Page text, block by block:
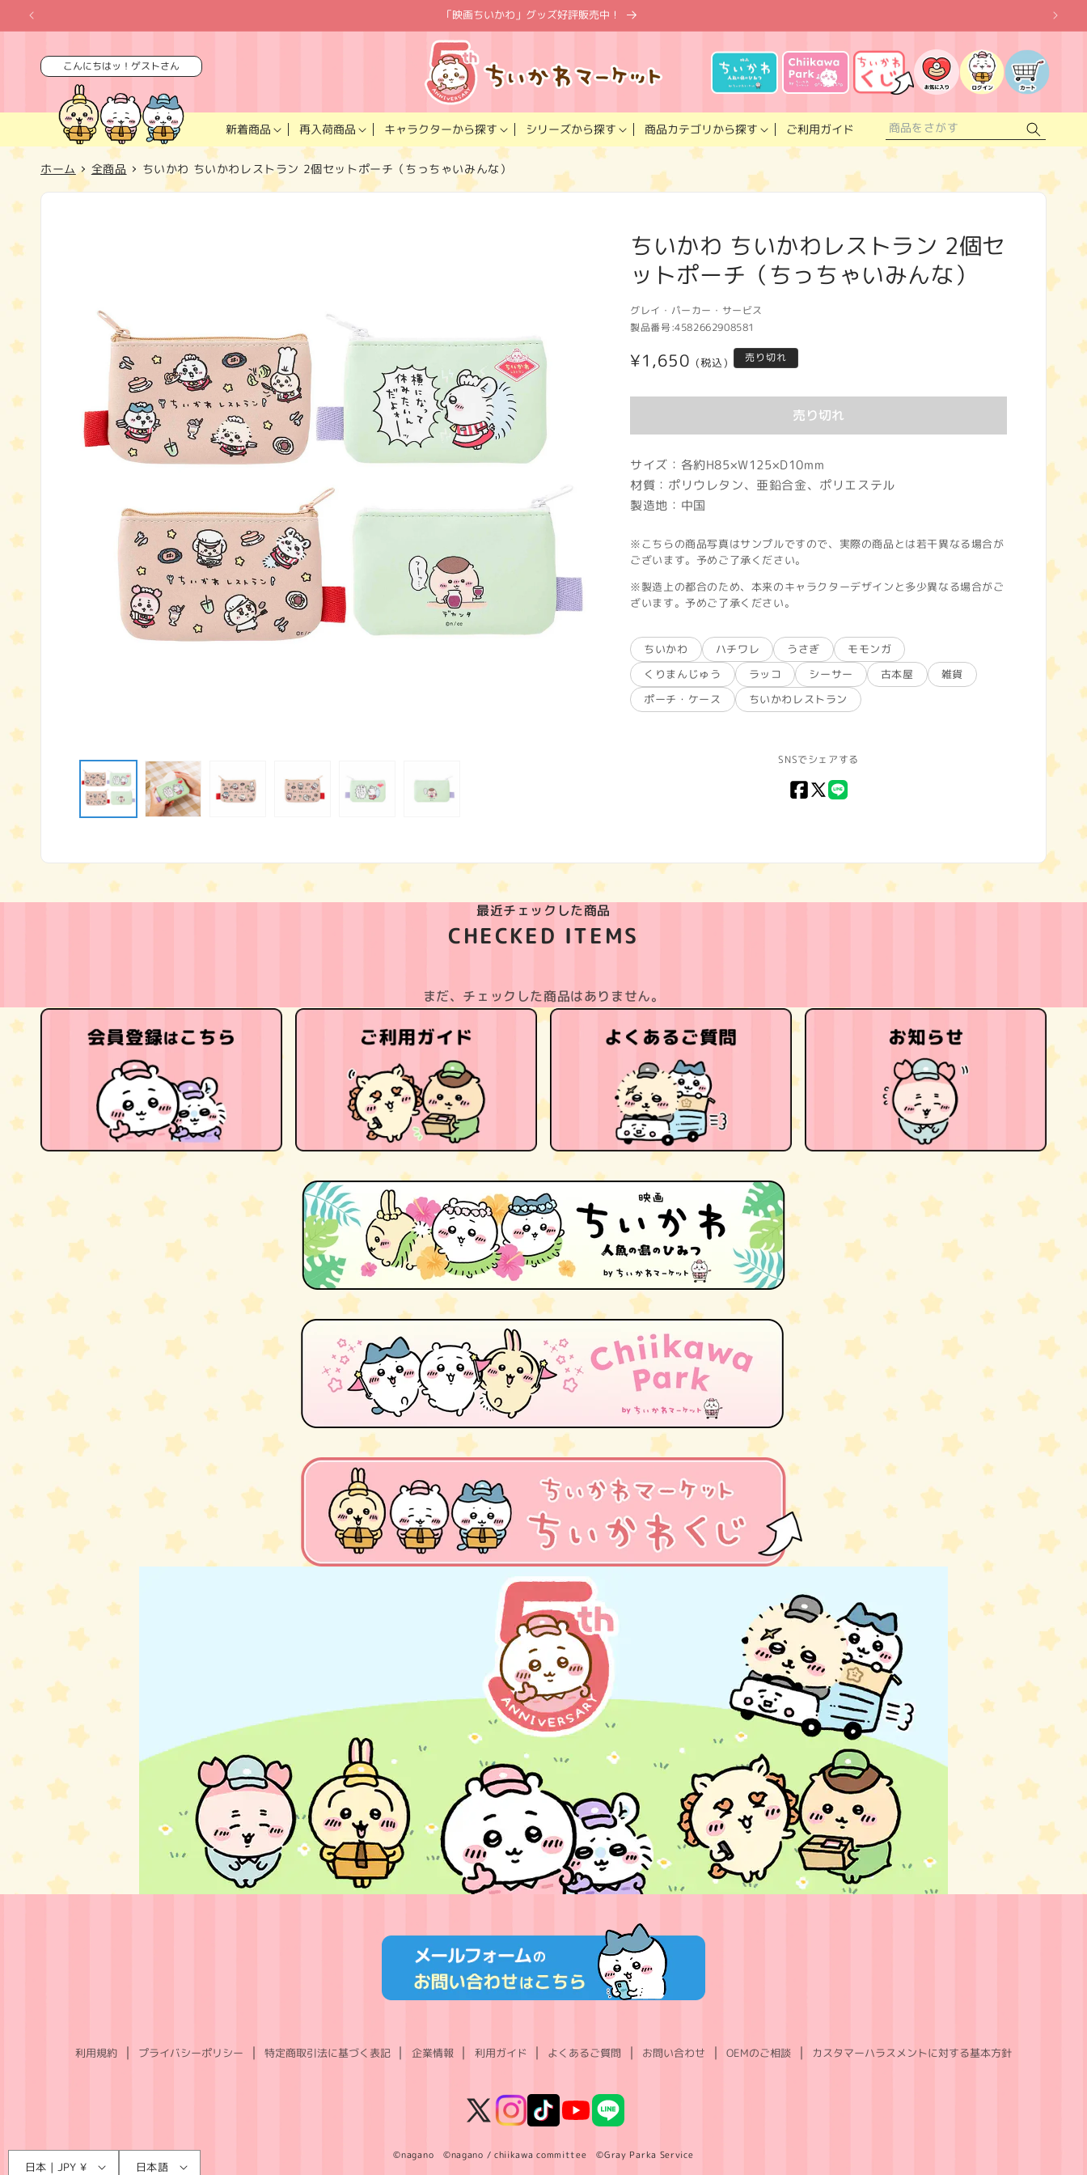
ンツに
進む
「映画ちいかわ」グッズ好評販売中！
こんにちはッ！ゲストさん
新着商品 再入荷商品 キャラクターから探す シリーズから探す 商品カテゴリから探す ご利用ガイド
入
り
ス
ト
グ
イ
カ
ー
ト
ホーム 全商品 ちいかわ ちいかわレストラン 2個セットポーチ（ちっちゃいみんな）
ー
ダ
ル
ア
ちいかわ ちいかわレストラン 2個セ
ットポーチ（ちっちゃいみんな）
グレイ・パーカー・サービス
製品番号:4582662908581
通
格
¥1,650 (税込) 売り切れ
売り切れ
サイズ：各約H85×W125×D10mm
材質：ポリウレタン、亜鉛合金、ポリエステル
製造地：中国
※こちらの商品写真はサンプルですので、実際の商品とは若干異なる場合が
ございます。予めご了承ください。
※製造上の都合のため、本来のキャラクターデザインと多少異なる場合がご
ざいます。予めご了承ください。
ちいかわ ハチワレ うさぎ
モモンガ
くりまんじゅう
ラッコ シーサー 古本屋
雑貨
ポーチ・ケース
ちいかわレストラン
SNSでシェアする
Facebook
X
最近チェックした商品
CHECKED ITEMS
まだ、チェックした商品はありません。
利用規約 プライバシーポリシー 特定商取引法に基づく表記 企業情報 利用ガイド よくあるご質問 お問い合わせ OEMのご相談 カスタマーハラスメントに対する基本方針
X
InstagramTikTokYouTubeLINE
©nagano ©nagano / chiikawa committee ©Gray Parka Service
日本 | JPY ¥ 日本語